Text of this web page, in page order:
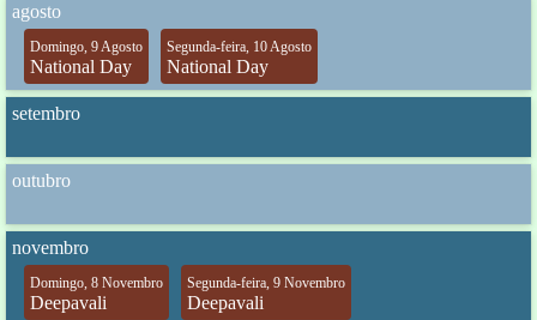
agosto
Domingo, 9 Agosto
National Day
Segunda-feira, 10 Agosto
National Day
setembro
outubro
novembro
Domingo, 8 Novembro
Deepavali
Segunda-feira, 9 Novembro
Deepavali